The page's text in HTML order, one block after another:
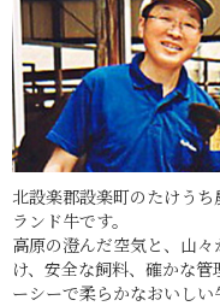
北設楽郡設楽町のたけう
ランド牛です。
高原の澄んだ空気と、山
け、安全な飼料、確かな
ーシーで柔らかなおいしい